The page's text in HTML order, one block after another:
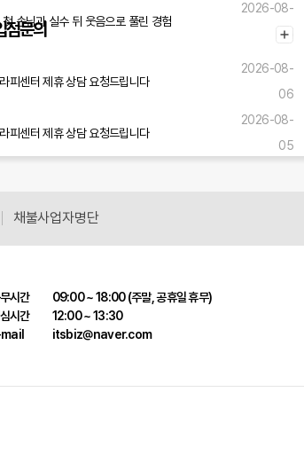
첫 손님과 실수 뒤 웃음으로 풀린 경험
2026-08-
05
점문의
피센터 제휴 상담 요청드립니다
2026-08-
06
피센터 제휴 상담 요청드립니다
2026-08-
05
채불사업자명단
시간
09:00 ~ 18:00 (주말, 공휴일 휴무)
시간
12:00 ~ 13:30
mail
itsbiz@naver.com